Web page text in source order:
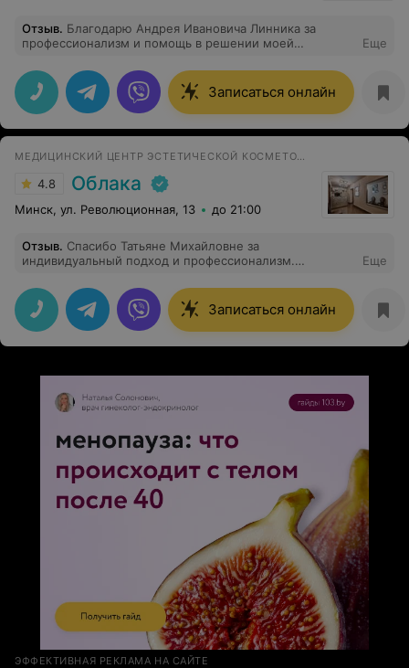
Отзыв. Благодарю Андрея Ивановича Линника за
профессионализм и помощь в решении моей
Еще
Записаться онлайн
МЕДИЦИНСКИЙ ЦЕНТР ЭСТЕТИЧЕСКОЙ КОСМЕТОЛОГИИ И ГИНЕКОЛОГИИ
4.8 Облака
Минск, ул. Революционная, 13 до 21:00
Отзыв. Спасибо Татьяне Михайловне за
индивидуальный подход и профессионализм.
Обязательно приду еще
Еще
Записаться онлайн
ЭФФЕКТИВНАЯ РЕКЛАМА НА САЙТЕ